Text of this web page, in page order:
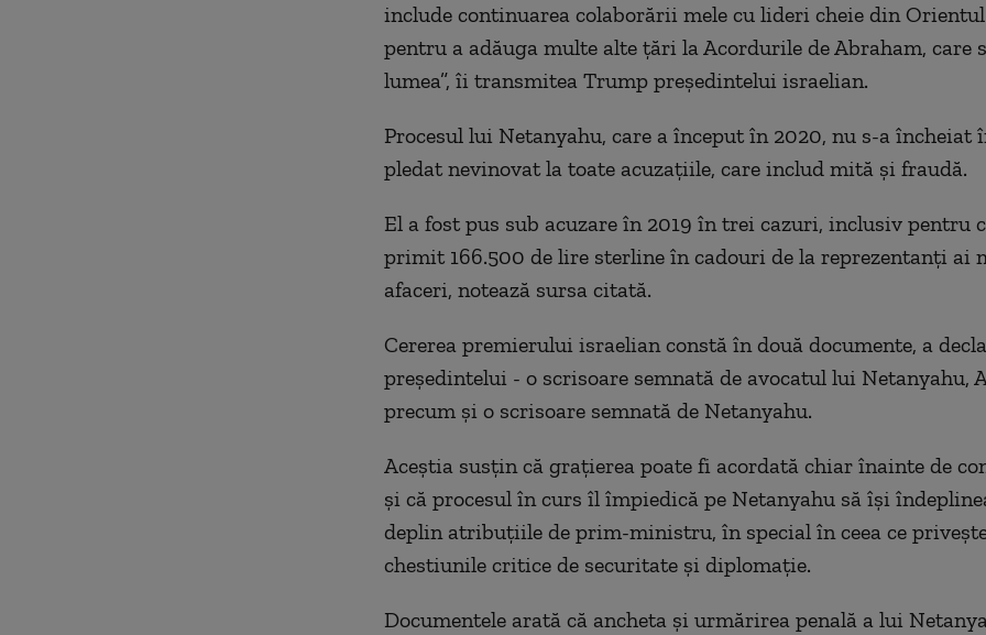
include continuarea colaborării mele cu lideri cheie din
pentru a adăuga multe alte țări la Acordurile de Abraham, care
lumea”, îi transmitea Trump președintelui israelian.
Procesul lui Netanyahu, care a început în 2020, nu s-a încheiat
pledat nevinovat la toate acuzațiile, care includ mită și fraudă.
El a fost pus sub acuzare în 2019 în trei cazuri, inclusiv pentru
primit 166.500 de lire sterline în cadouri de la reprezentanți ai
afaceri, notează sursa citată.
Cererea premierului israelian constă în două documente, a
președintelui - o scrisoare semnată de avocatul lui Netanyahu,
precum și o scrisoare semnată de Netanyahu.
Aceștia susțin că grațierea poate fi acordată chiar înainte de
și că procesul în curs îl împiedică pe Netanyahu să își
deplin atribuțiile de prim-ministru, în special în ceea ce
chestiunile critice de securitate și diplomație.
Documentele arată că ancheta și urmărirea penală a lui